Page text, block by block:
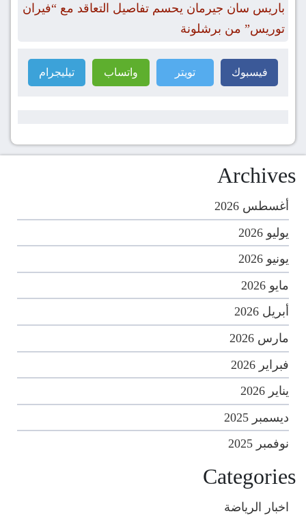
باريس سان جيرمان يحسم تفاصيل التعاقد مع “فيران
توريس” من برشلونة
فيسبوك تويتر واتساب تيليجرام
Archives
أغسطس 2026
يوليو 2026
يونيو 2026
مايو 2026
أبريل 2026
مارس 2026
فبراير 2026
يناير 2026
ديسمبر 2025
نوفمبر 2025
Categories
اخبار الرياضة